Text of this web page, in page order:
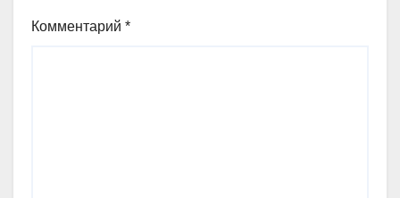
Комментарий *